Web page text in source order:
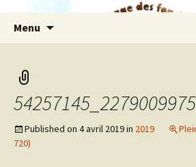
Menu
Published on 4 avril 2019in 2019
720)